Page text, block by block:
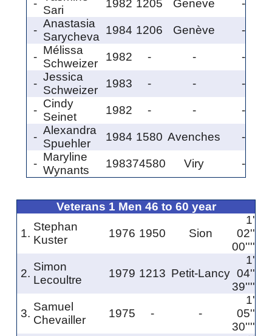
-
Sari
1982 1205 Geneve -
-
Anastasia
Sarycheva
1984 1206 Genève -
-
Mélissa
Schweizer
1982 - - -
-
Jessica
Schweizer
1983 - - -
-
Cindy
Seinet
1982 - - -
-
Alexandra
Spuehler
1984 1580 Avenches -
-
Maryline
Wynants
198374580 Viry -
Veterans 1 Men 46 to 60 year
1.
Stephan
Kuster
1976 1950 Sion
1'
02''
00''''
2.
Simon
Lecoultre
1979 1213 Petit-Lancy
1'
04''
39''''
3.
Samuel
Chevailler
1975 - -
1'
05''
30''''